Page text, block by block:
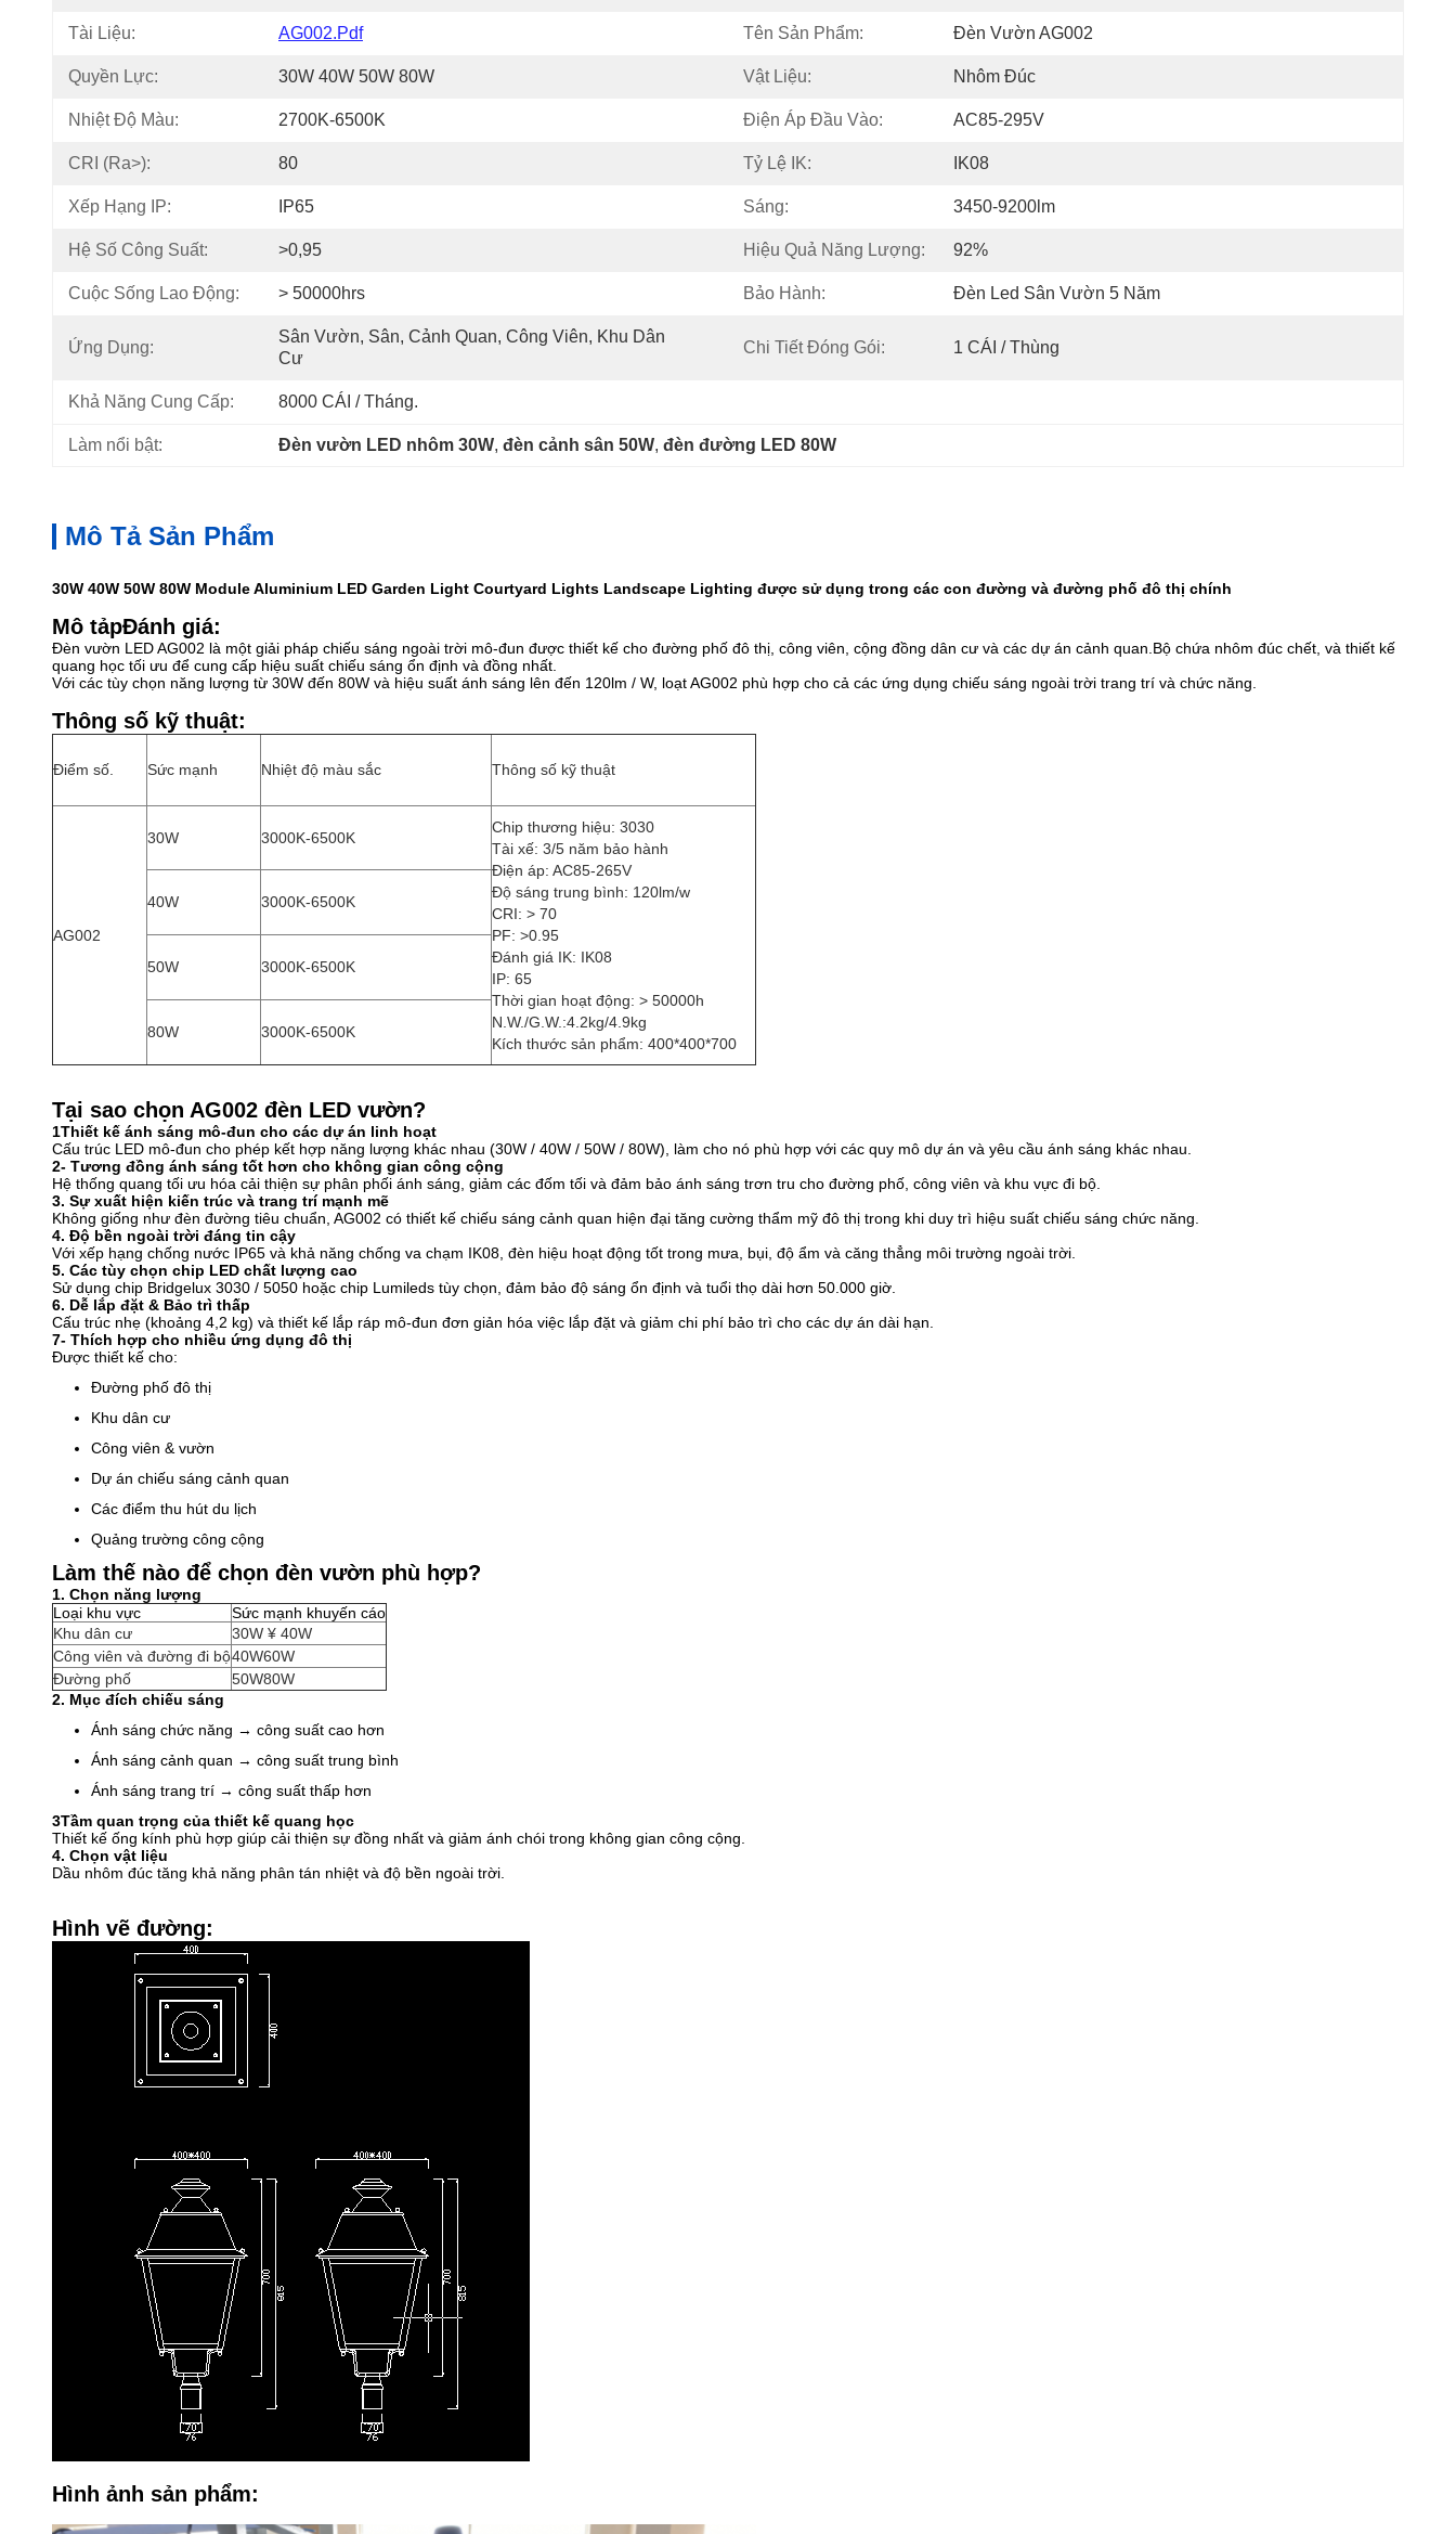
Tài Liệu: AG002.pdf Tên Sản Phẩm: Đèn Vườn AG002
Quyền Lực: 30W 40W 50W 80W Vật Liệu: Nhôm Đúc
Nhiệt Độ Màu: 2700K-6500K Điện Áp Đầu Vào: AC85-295V
CRI (Ra>): 80 Tỷ Lệ IK: IK08
Xếp Hạng IP: IP65 Sáng: 3450-9200lm
Hệ Số Công Suất: >0,95 Hiệu Quả Năng Lượng: 92%
Cuộc Sống Lao Động: > 50000hrs Bảo Hành: Đèn Led Sân Vườn 5 Năm
Ứng Dụng:
Sân Vườn, Sân, Cảnh Quan, Công Viên, Khu Dân
Cư
Chi Tiết Đóng Gói: 1 CÁI / Thùng
Khả Năng Cung Cấp: 8000 CÁI / Tháng.
Làm nổi bật: Đèn vườn LED nhôm 30W, đèn cảnh sân 50W, đèn đường LED 80W
Mô Tả Sản Phẩm
30W 40W 50W 80W Module Aluminium LED Garden Light Courtyard Lights Landscape Lighting được sử dụng trong các con đường và đường phố đô thị chính
Mô tảpĐánh giá:
Đèn vườn LED AG002 là một giải pháp chiếu sáng ngoài trời mô-đun được thiết kế cho đường phố đô thị, công viên, cộng đồng dân cư và các dự án cảnh quan.Bộ chứa nhôm đúc chết, và thiết kế
quang học tối ưu để cung cấp hiệu suất chiếu sáng ổn định và đồng nhất.
Với các tùy chọn năng lượng từ 30W đến 80W và hiệu suất ánh sáng lên đến 120lm / W, loạt AG002 phù hợp cho cả các ứng dụng chiếu sáng ngoài trời trang trí và chức năng.
Thông số kỹ thuật:
Điểm số. Sức mạnh Nhiệt độ màu sắc Thông số kỹ thuật
AG002
30W 3000K-6500K
Chip thương hiệu: 3030
Tài xế: 3/5 năm bảo hành
Điện áp: AC85-265V
Độ sáng trung bình: 120lm/w
CRI: > 70
PF: >0.95
Đánh giá IK: IK08
IP: 65
Thời gian hoạt động: > 50000h
N.W./G.W.:4.2kg/4.9kg
Kích thước sản phẩm: 400*400*700
40W 3000K-6500K
50W 3000K-6500K
80W 3000K-6500K
Tại sao chọn AG002 đèn LED vườn?
1Thiết kế ánh sáng mô-đun cho các dự án linh hoạt
Cấu trúc LED mô-đun cho phép kết hợp năng lượng khác nhau (30W / 40W / 50W / 80W), làm cho nó phù hợp với các quy mô dự án và yêu cầu ánh sáng khác nhau.
2- Tương đồng ánh sáng tốt hơn cho không gian công cộng
Hệ thống quang tối ưu hóa cải thiện sự phân phối ánh sáng, giảm các đốm tối và đảm bảo ánh sáng trơn tru cho đường phố, công viên và khu vực đi bộ.
3. Sự xuất hiện kiến trúc và trang trí mạnh mẽ
Không giống như đèn đường tiêu chuẩn, AG002 có thiết kế chiếu sáng cảnh quan hiện đại tăng cường thẩm mỹ đô thị trong khi duy trì hiệu suất chiếu sáng chức năng.
4. Độ bền ngoài trời đáng tin cậy
Với xếp hạng chống nước IP65 và khả năng chống va chạm IK08, đèn hiệu hoạt động tốt trong mưa, bụi, độ ẩm và căng thẳng môi trường ngoài trời.
5. Các tùy chọn chip LED chất lượng cao
Sử dụng chip Bridgelux 3030 / 5050 hoặc chip Lumileds tùy chọn, đảm bảo độ sáng ổn định và tuổi thọ dài hơn 50.000 giờ.
6. Dễ lắp đặt & Bảo trì thấp
Cấu trúc nhẹ (khoảng 4,2 kg) và thiết kế lắp ráp mô-đun đơn giản hóa việc lắp đặt và giảm chi phí bảo trì cho các dự án dài hạn.
7- Thích hợp cho nhiều ứng dụng đô thị
Được thiết kế cho:
Đường phố đô thị
Khu dân cư
Công viên & vườn
Dự án chiếu sáng cảnh quan
Các điểm thu hút du lịch
Quảng trường công cộng
Làm thế nào để chọn đèn vườn phù hợp?
1. Chọn năng lượng
Loại khu vực
Sức mạnh khuyến cáo
Khu dân cư
30W ¥ 40W
Công viên và đường đi bộ40W60W
Đường phố
50W80W
2. Mục đích chiếu sáng
Ánh sáng chức năng → công suất cao hơn
Ánh sáng cảnh quan → công suất trung bình
Ánh sáng trang trí → công suất thấp hơn
3Tầm quan trọng của thiết kế quang học
Thiết kế ống kính phù hợp giúp cải thiện sự đồng nhất và giảm ánh chói trong không gian công cộng.
4. Chọn vật liệu
Dầu nhôm đúc tăng khả năng phân tán nhiệt và độ bền ngoài trời.
Hình vẽ đường:
Hình ảnh sản phẩm: